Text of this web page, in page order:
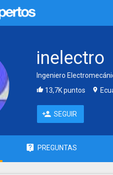
inelectro
Ingeniero
13,7K puntos
SEGUIR
PREGUNTAS